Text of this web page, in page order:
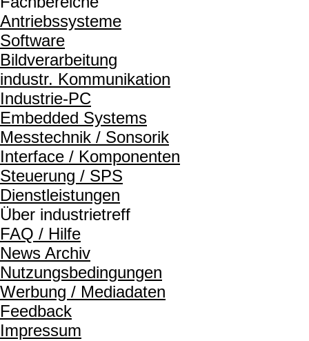
Antriebssysteme
Software
Bildverarbeitung
industr. Kommunikation
Industrie-PC
Embedded Systems
Messtechnik / Sonsorik
Interface / Komponenten
Steuerung / SPS
Dienstleistungen
Über industrietreff
FAQ / Hilfe
News Archiv
Nutzungsbedingungen
Werbung / Mediadaten
Feedback
Impressum